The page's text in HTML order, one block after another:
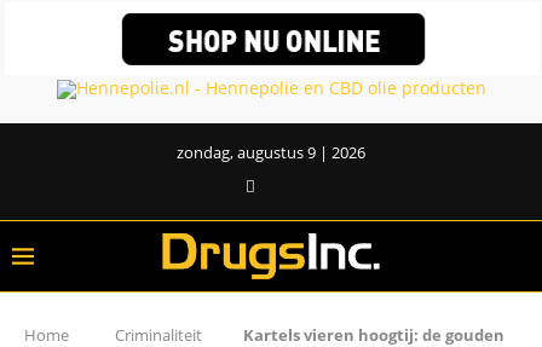
zondag, augustus 9 | 2026
Home Criminaliteit
Kartels vieren hoogtij: de gouden